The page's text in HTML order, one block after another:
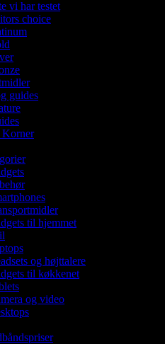
vi har testet
choice
guides
Korner
til hjemmet
og højttalere
til køkkenet
og video